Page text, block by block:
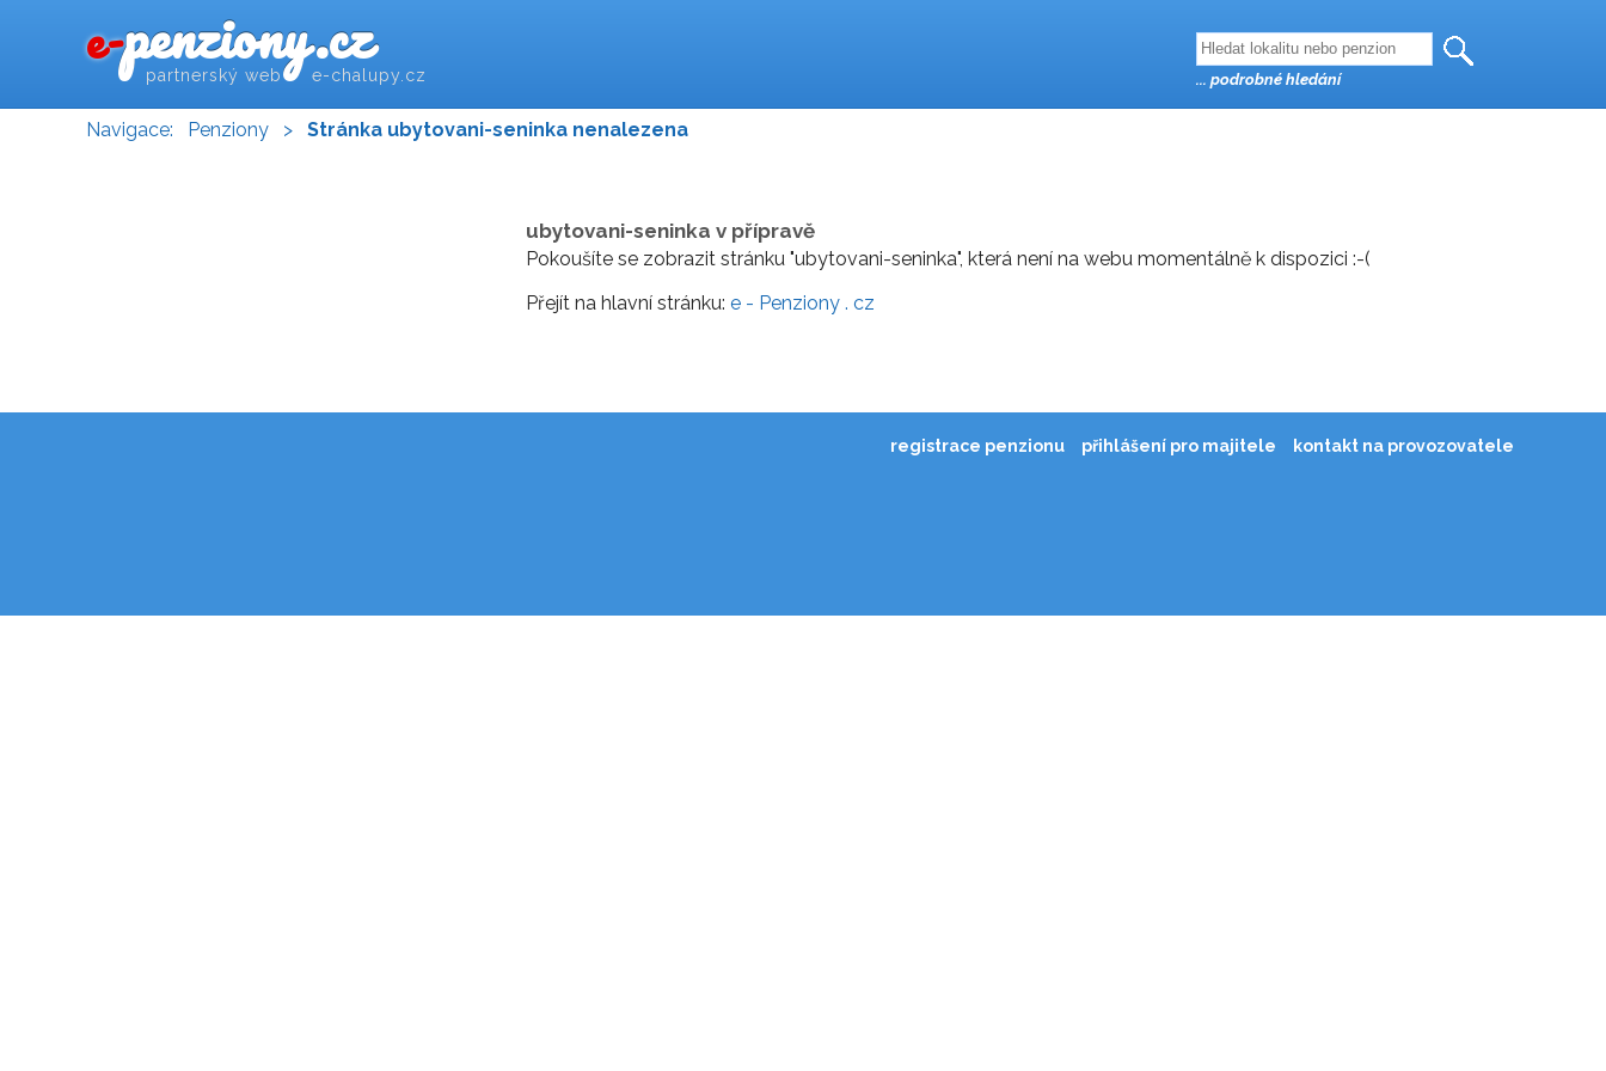
e-penziony.cz
partnerský web e-chalupy.cz
Navigace: Penziony > Stránka ubytovani-seninka nenalezena
ubytovani-seninka v přípravě
Pokoušíte se zobrazit stránku "ubytovani-seninka", která není na webu momentálně k dispozici :-(
Přejít na hlavní stránku: e - Penziony . cz
... podrobné hledání
registrace penzionu přihlášení pro majitele kontakt na provozovatele